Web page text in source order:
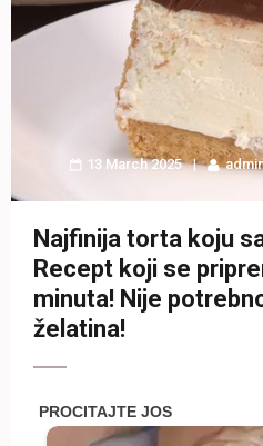
13 March 2025
Najfinija torta koju
Recept koji se
minuta! Nije
želatina!